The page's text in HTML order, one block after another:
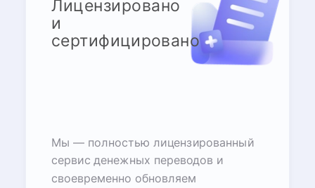
Лицензировано
и
сертифицировано
Мы — полностью лицензированный
сервис денежных переводов и
своевременно обновляем